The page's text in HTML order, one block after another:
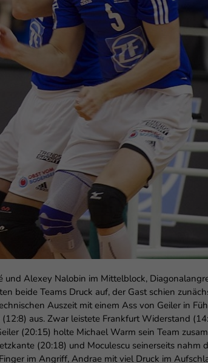
und Alexey Nalobin im Mittelblock,
beide Teams Druck auf, der Gast schien
Auszeit mit einem Ass von Geiler in
aus. Zwar leistete Frankfurt Widerstand
(20:15) holte Michael Warm sein Team
(20:18) und Moculescu seinerseits nahm
im Angriff, Andrae mit viel Druck im
die einwandfreie
Externe Medien
der Zugriff auf
Impressum